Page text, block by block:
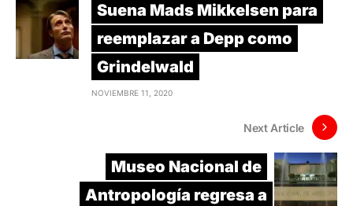
Suena Mads Mikkelsen para
reemplazar a Depp como
Grindelwald
NOVIEMBRE 11, 2020
Next Article
Museo Nacional de
Antropología regresa a